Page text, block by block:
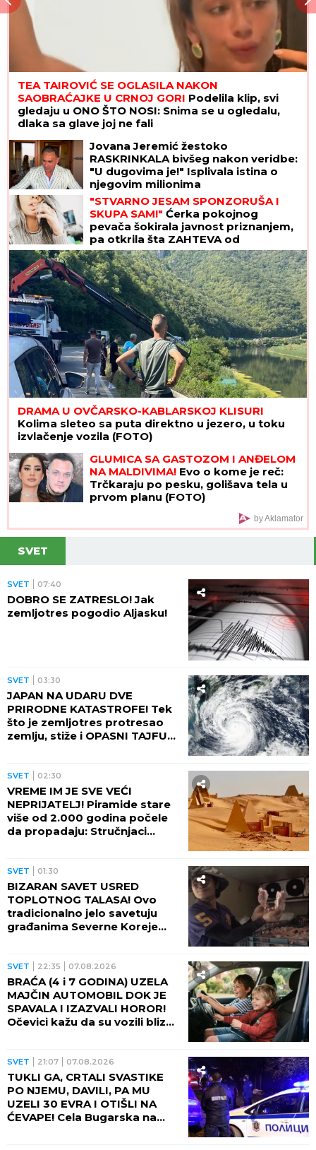
TEA TAIROVIĆ SE OGLASILA NAKON
SAOBRAĆAJKE U CRNOJ GORI Podelila klip, svi
gledaju u ONO ŠTO NOSI: Snima se u ogledalu,
dlaka sa glave joj ne fali
Jovana Jeremić žestoko
RASKRINKALA bivšeg nakon veridbe:
"U dugovima je!" Isplivala istina o
njegovim milionima
"STVARNO JESAM SPONZORUŠA I
SKUPA SAM!" Ćerka pokojnog
pevača šokirala javnost priznanjem,
pa otkrila šta ZAHTEVA od
muškaraca
DRAMA U OVČARSKO-KABLARSKOJ KLISURI
Kolima sleteo sa puta direktno u jezero, u toku
izvlačenje vozila (FOTO)
GLUMICA SA GASTOZOM I ANĐELOM
NA MALDIVIMA! Evo o kome je reč:
Trčkaraju po pesku, golišava tela u
prvom planu (FOTO)
by Aklamator
SVET
SVET 07:40
DOBRO SE ZATRESLO! Jak
zemljotres pogodio Aljasku!
SVET 03:30
JAPAN NA UDARU DVE
PRIRODNE KATASTROFE! Tek
što je zemljotres protresao
zemlju, stiže i OPASNI TAJFUN:
SVET 02:30
VREME IM JE SVE VEĆI
NEPRIJATELJ! Piramide stare
više od 2.000 godina počele
da propadaju: Stručnjaci
SVET 01:30
BIZARAN SAVET USRED
TOPLOTNOG TALASA! Ovo
tradicionalno jelo savetuju
građanima Severne Koreje
SVET 22:35 07.08.2026
BRAĆA (4 i 7 GODINA) UZELA
MAJČIN AUTOMOBIL DOK JE
SPAVALA I IZAZVALI HOROR!
Očevici kažu da su vozili blizu
SVET 21:07 07.08.2026
TUKLI GA, CRTALI SVASTIKE
PO NJEMU, DAVILI, PA MU
UZELI 30 EVRA I OTIŠLI NA
ĆEVAPE! Cela Bugarska na